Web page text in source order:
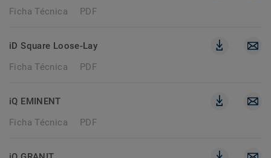
Ficha Técnica
PDF
iD Square Loose-Lay
Ficha Técnica
PDF
iQ EMINENT
Ficha Técnica
PDF